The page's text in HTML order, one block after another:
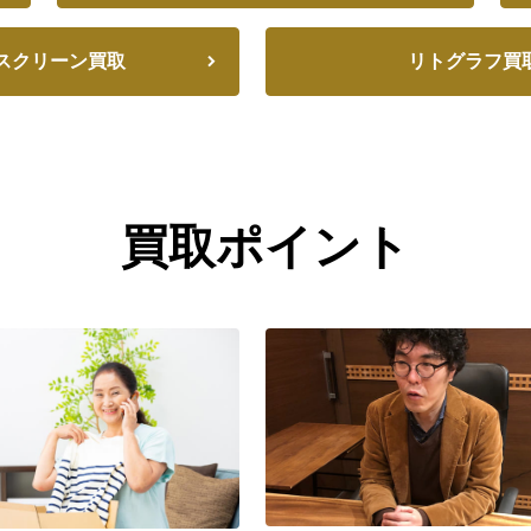
クリーン買取 リトグラフ買
買取ポイント